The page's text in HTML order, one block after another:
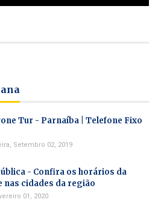
Tur - Parnaíba | Telefone Fixo
Setembro 02, 2019
- Confira os horários da
nas cidades da região
01, 2020